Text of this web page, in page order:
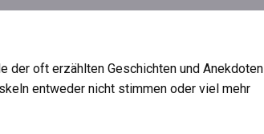
der oft erzählten Geschichten und Anekdoten
entweder nicht stimmen oder viel mehr